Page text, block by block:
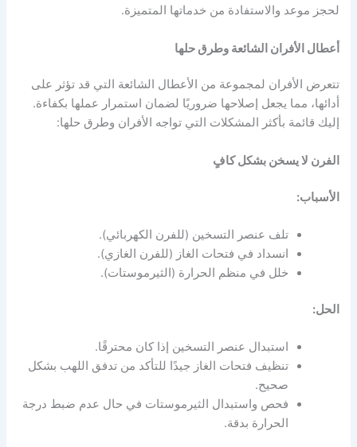
لحجز موعد والاستفادة من خدماتها المتميزة.
أعطال الأفران الشائعة وطرق حلها
تتعرض الأفران لمجموعة من الأعطال الشائعة التي قد تؤثر على
أدائها، مما يجعل إصلاحها ضروريًا لضمان استمرار عملها بكفاءة.
إليك قائمة بأكثر المشكلات التي تواجه الأفران وطرق حلها:
الفرن لا يسخن بشكل كافٍ
الأسباب:
تلف عنصر التسخين (للفرن الكهربائي).
انسداد في فتحات الغاز (للفرن الغازي).
خلل في منظم الحرارة (الثيرموستات).
الحل:
استبدال عنصر التسخين إذا كان محترقًا.
تنظيف فتحات الغاز جيدًا للتأكد من تدفق اللهب بشكل
صحيح.
فحص واستبدال الثيرموستات في حال عدم ضبط درجة
الحرارة بدقة.